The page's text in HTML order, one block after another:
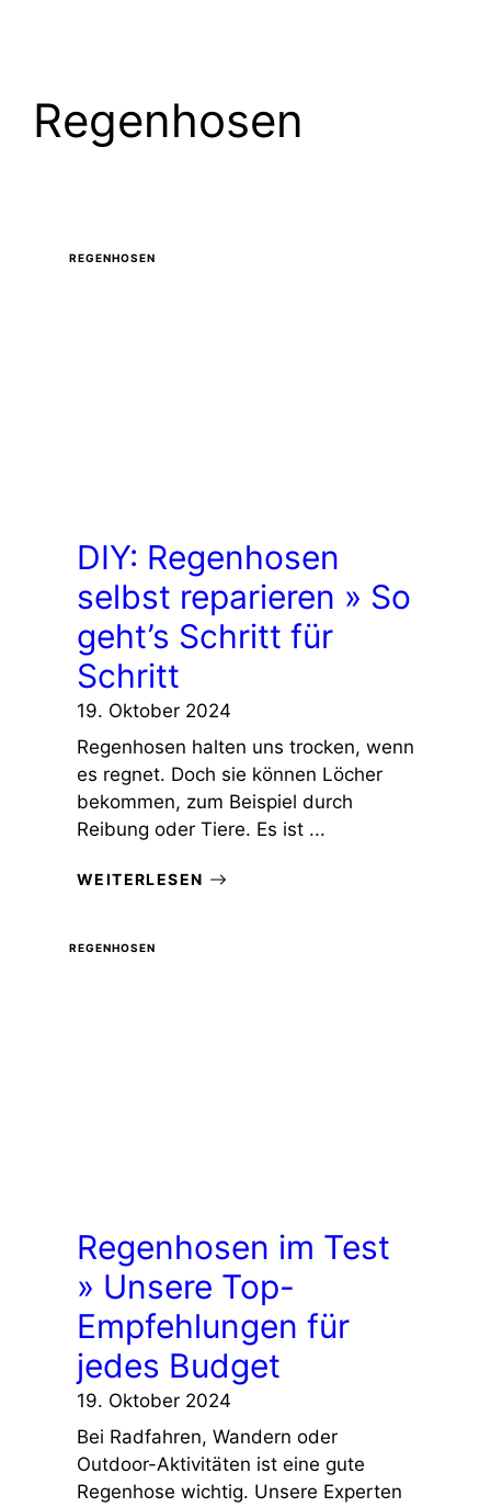
Regenhosen
REGENHOSEN
DIY: Regenhosen
selbst reparieren » So
geht’s Schritt für
Schritt
19. Oktober 2024
Regenhosen halten uns trocken, wenn
es regnet. Doch sie können Löcher
bekommen, zum Beispiel durch
Reibung oder Tiere. Es ist ...
WEITERLESEN
REGENHOSEN
Regenhosen im Test
» Unsere Top-
Empfehlungen für
jedes Budget
19. Oktober 2024
Bei Radfahren, Wandern oder
Outdoor-Aktivitäten ist eine gute
Regenhose wichtig. Unsere Experten